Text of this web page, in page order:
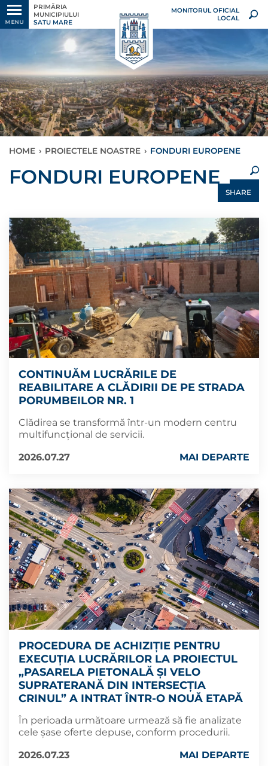
MENU
PRIMĂRIA
MUNICIPIULUI
SATU MARE
MONITORUL OFICIAL
LOCAL
HOME › PROIECTELE NOASTRE › FONDURI EUROPENE
×
FONDURI EUROPENE
SHARE
CONTINUĂM LUCRĂRILE DE
REABILITARE A CLĂDIRII DE PE STRADA
PORUMBEILOR NR. 1
Clădirea se transformă într-un modern centru
multifuncțional de servicii.
2026.07.27
MAI DEPARTE
PROCEDURA DE ACHIZIȚIE PENTRU
EXECUȚIA LUCRĂRILOR LA PROIECTUL
„PASARELA PIETONALĂ ȘI VELO
SUPRATERANĂ DIN INTERSECȚIA
CRINUL” A INTRAT ÎNTR-O NOUĂ ETAPĂ
În perioada următoare urmează să fie analizate
cele șase oferte depuse, conform procedurii.
2026.07.23
MAI DEPARTE